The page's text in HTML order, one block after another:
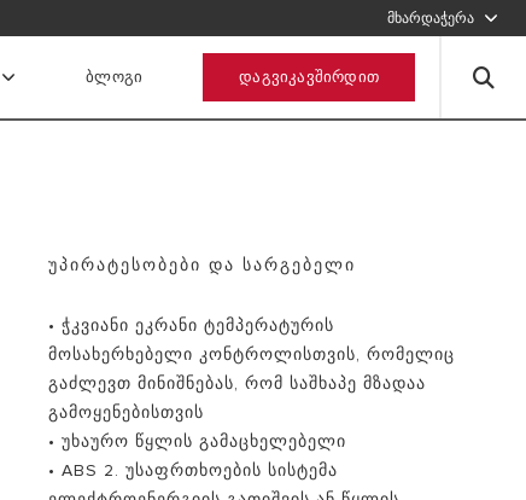
მხარდაჭერა
შეავსეთ ფორმა, ჩვენ დაგიკავშირდებით
გაგზავნეთ მოთხოვნა
ᲑᲚᲝᲒᲘ ᲓᲐᲒᲕᲘᲙᲐᲕᲨᲘᲠᲓᲘᲗ
ᲣᲞᲘᲠᲐᲢᲔᲡᲝᲑᲔᲑᲘ ᲓᲐ ᲡᲐᲠᲒᲔᲑᲔᲚᲘ
• ჭკვიანი ეკრანი ტემპერატურის
მოსახერხებელი კონტროლისთვის, რომელიც
გაძლევთ მინიშნებას, რომ საშხაპე მზადაა
გამოყენებისთვის
• უხაურო წყლის გამაცხელებელი
• ABS 2. უსაფრთხოების სისტემა